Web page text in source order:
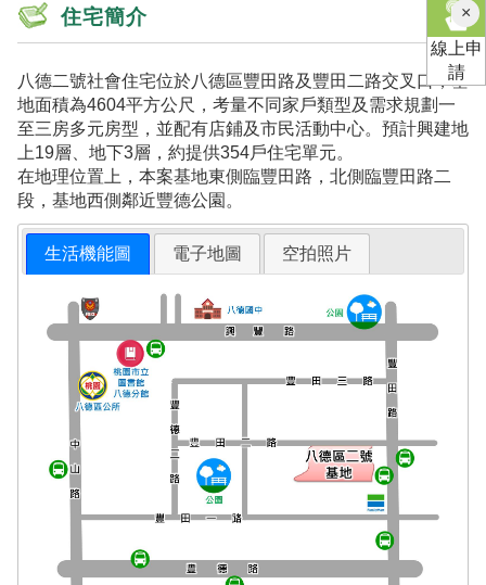
住宅簡介
八德二號社會住宅位於八德區豐田路及豐田二路交叉口，基
地面積為4604平方公尺，考量不同家戶類型及需求規劃一
至三房多元房型，並配有店鋪及市民活動中心。預計興建地
上19層、地下3層，約提供354戶住宅單元。
在地理位置上，本案基地東側臨豐田路，北側臨豐田路二
段，基地西側鄰近豐德公園。
生活機能圖 電子地圖 空拍照片
×關
閉
線上申
請